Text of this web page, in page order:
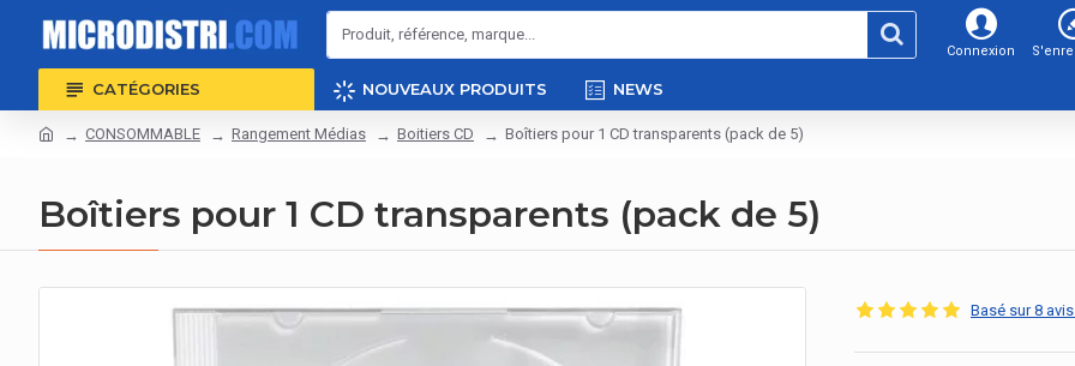
Connexion
CATÉGORIES NOUVEAUX PRODUITS NEWS
CONSOMMABLE Rangement Médias Boitiers CD Boîtiers pour 1 CD transparents (pack de 5)
Boîtiers pour 1 CD transparents (pack de 5)
Basé sur 8